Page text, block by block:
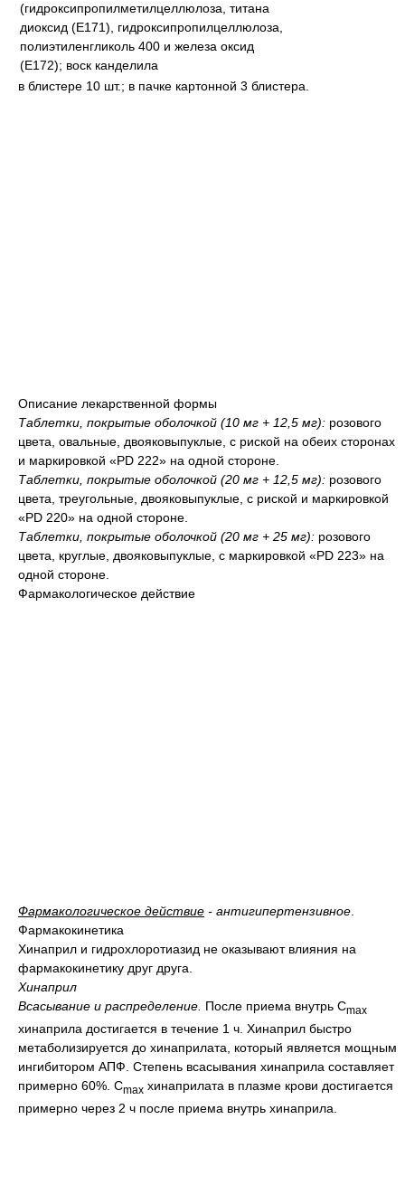
(гидроксипропилметилцеллюлоза, титана
диоксид (Е171), гидроксипропилцеллюлоза,
полиэтиленгликоль 400 и железа оксид
(Е172); воск канделила
в блистере 10 шт.; в пачке картонной 3 блистера.
Описание лекарственной формы
Таблетки, покрытые оболочкой (10 мг + 12,5 мг): розового
цвета, овальные, двояковыпуклые, с риской на обеих сторонах
и маркировкой «PD 222» на одной стороне.
Таблетки, покрытые оболочкой (20 мг + 12,5 мг): розового
цвета, треугольные, двояковыпуклые, с риской и маркировкой
«PD 220» на одной стороне.
Таблетки, покрытые оболочкой (20 мг + 25 мг): розового
цвета, круглые, двояковыпуклые, с маркировкой «PD 223» на
одной стороне.
Фармакологическое действие
Фармакологическое действие - антигипертензивное
Фармакокинетика
Хинаприл и гидрохлоротиазид не оказывают влияния на
фармакокинетику друг друга.
Хинаприл
Всасывание и распределение. После приема внутрь Cmax
хинаприла достигается в течение 1 ч. Хинаприл быстро
метаболизируется до хинаприлата, который является мощным
ингибитором АПФ. Степень всасывания хинаприла составляет
примерно 60%. Cmax хинаприлата в плазме крови достигается
примерно через 2 ч после приема внутрь хинаприла.